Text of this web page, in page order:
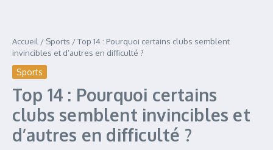
Accueil / Sports /Top 14 : Pourquoi certains clubs semblent
invincibles et d’autres en difficulté ?
Sports
Top 14 : Pourquoi certains
clubs semblent invincibles et
d’autres en difficulté ?